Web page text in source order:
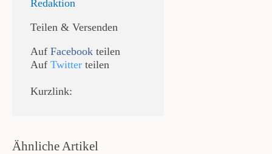
Redaktion
Teilen & Versenden
Auf Facebook teilen
Auf Twitter teilen
Kurzlink:
Ähnliche Artikel